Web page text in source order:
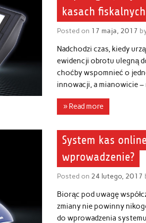
kasach
Posted on 17 maja, 2017
Nadchodzi czas, kiedy
ewidencji obrotu ulegną
choćby wspomnieć o
innowacji, a mianowicie
» Read more
System kas
wprowadzenie?
Posted on 24 lutego, 2017
Biorąc pod uwagę
zmiany nie powinny
do wprowadzenia